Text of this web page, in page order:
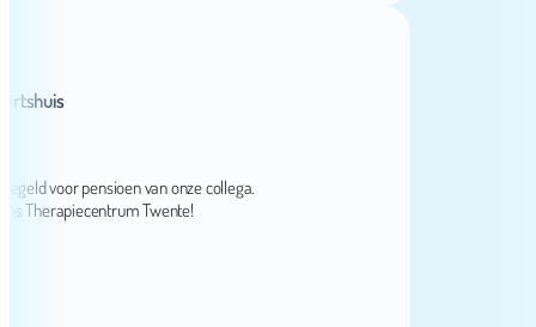
voor pensioen van onze collega.
Twente!